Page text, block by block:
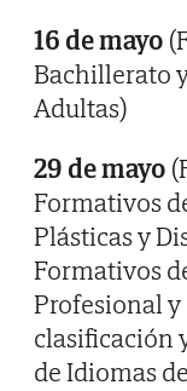
16 de mayo
Bachillerato
Adultas)
29 de mayo
Formativos
Plásticas y
Formativos
Profesional y
clasificación
de Idiomas